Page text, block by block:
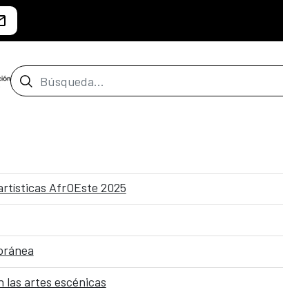
Barra de búsqueda
AfrOEste 2025
las artes escénicas